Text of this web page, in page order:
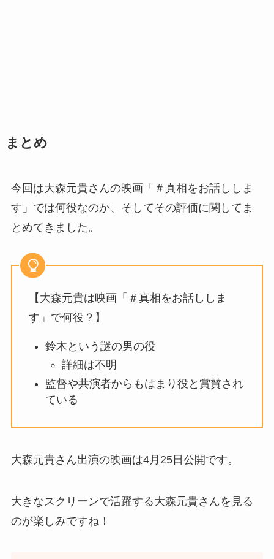
まとめ
今回は大森元貴さんの映画「＃真相をお話ししま
す」では何役なのか、そしてその評価に関してま
とめてきました。
【大森元貴は映画「＃真相をお話ししま
す」で何役？】
鈴木という謎の男の役
詳細は不明
監督や共演者からもはまり役と賞賛され
ている
大森元貴さん出演の映画は4月25日公開です。
大きなスクリーンで活躍する大森元貴さんを見る
のが楽しみですね！